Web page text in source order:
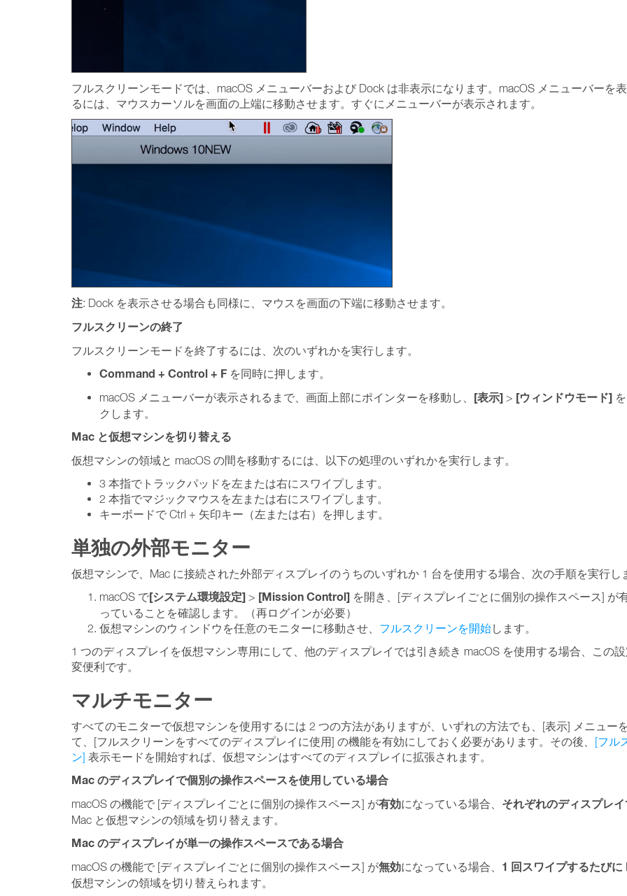
フルスクリーンモードでは、macOS メニューバーおよび Dock は非表示になります。macOS メニューバーを
るには、マウスカーソルを画面の上端に移動させます。すぐにメニューバーが表示されます。
注: Dock を表示させる場合も同様に、マウスを画面の下端に移動させます。
フルスクリーンの終了
フルスクリーンモードを終了するには、次のいずれかを実行します。
Command + Control + Fを同時に押します。
macOS メニューバーが表示されるまで、画面上部にポインターを移動し、 [表示] > [ウィンドウモード]
クします。
Mac と仮想マシンを切り替える
仮想マシンの領域と macOS の間を移動するには、以下の処理のいずれかを実行します。
3 本指でトラックパッドを左または右にスワイプします。
2 本指でマジックマウスを左または右にスワイプします。
キーボードで Ctrl + 矢印キー（左または右）を押します。
単独の外部モニター
仮想マシンで、Mac に接続された外部ディスプレイのうちのいずれか 1 台を使用する場合、次の手順を実行し
macOS で[システム環境設定] > [Mission Control] を開き、[ディスプレイごとに個別の操作スペース] が
っていることを確認します。（再ログインが必要）
仮想マシンのウィンドウを任意のモニターに移動させ、 フルスクリーンを開始します。
1 つのディスプレイを仮想マシン専用にして、他のディスプレイでは引き続き macOS を使用する場合、この
変便利です。
マルチモニター
すべてのモニターで仮想マシンを使用するには 2 つの方法がありますが、いずれの方法でも、[表示] メニュー
て、[フルスクリーンをすべてのディスプレイに使用] の機能を有効にしておく必要があります。その後、 [フル
ン] 表示モードを開始すれば、仮想マシンはすべてのディスプレイに拡張されます。
Mac のディスプレイで個別の操作スペースを使用している場合
macOS の機能で [ディスプレイごとに個別の操作スペース] が有効になっている場合、 それぞれのディスプレ
Mac と仮想マシンの領域を切り替えます。
Mac のディスプレイが単一の操作スペースである場合
macOS の機能で [ディスプレイごとに個別の操作スペース] が無効になっている場合、 1 回スワイプするたびに
仮想マシンの領域を切り替えられます。